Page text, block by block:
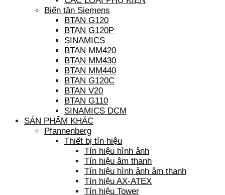
Biến tần Siemens
BTAN G120
BTAN G120P
SINAMICS
BTAN MM420
BTAN MM430
BTAN MM440
BTAN G120C
BTAN V20
BTAN G110
SINAMICS DCM
SẢN PHẨM KHÁC
Pfannenberg
Thiết bị tín hiệu
Tín hiệu hình ảnh
Tín hiệu âm thanh
Tín hiệu hình ảnh âm thanh
Tín hiệu AX-ATEX
Tín hiệu Tower